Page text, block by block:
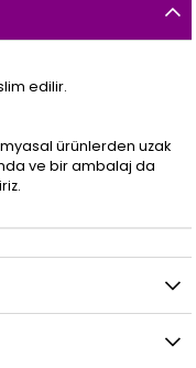
edilir.
ürünlerden uzak
ve bir ambalaj da